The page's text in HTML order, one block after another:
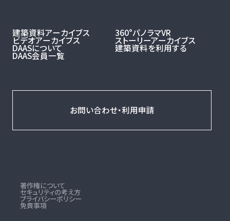
建築資料アーカイブス 360°パノラマVR
ビデオアーカイブス ストーリーアーカイブス
DAASについて 建築資料を利用する
DAAS会員一覧
お問い合わせ・利用申請
著作権について
セキュリティの考え方
プライバシーポリシー
免責事項